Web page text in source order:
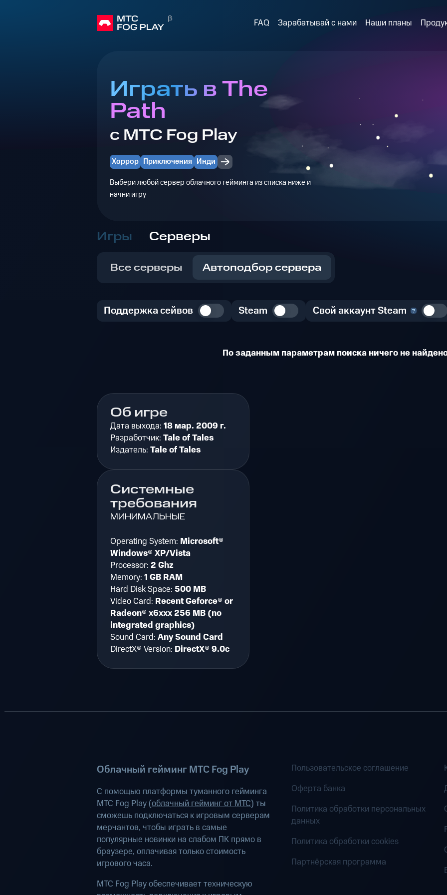
FAQ Зарабатывай с нами Наши планы
Играть в The
Path
с МТС Fog Play
Хоррор Приключения Инди
Выбери любой сервер облачного гейминга из списка ниже и
начни игру
Игры Серверы
Все серверы Автоподбор сервера
Поддержка сейвов Steam Свой аккаунт Steam
По заданным параметрам поиска ничего не
Об игре
Дата выхода: 18 мар. 2009 г.
Разработчик: Tale of Tales
Издатель: Tale of Tales
Системные
требования
МИНИМАЛЬНЫЕ
Operating System: Microsoft®
Windows® XP/Vista
Processor: 2 Ghz
Memory: 1 GB RAM
Hard Disk Space: 500 MB
Video Card: Recent Geforce® or
Radeon® x6xxx 256 MB (no
integrated graphics)
Sound Card: Any Sound Card
DirectX® Version: DirectX® 9.0c
Облачный гейминг МТС Fog Play
С помощью платформы туманного гейминга
МТС Fog Play (облачный гейминг от МТС) ты
сможешь подключаться к игровым серверам
мерчантов, чтобы играть в самые
популярные новинки на слабом ПК прямо в
браузере, оплачивая только стоимость
игрового часа.
МТС Fog Play обеспечивает техническую
Пользовательское соглашение
Оферта банка
Политика обработки персональных
данных
Политика обработки cookies
Партнёрская программа